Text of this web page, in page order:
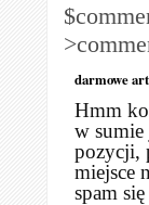
darmowe
Hmm
w sumie
pozycji,
miejsce
spam